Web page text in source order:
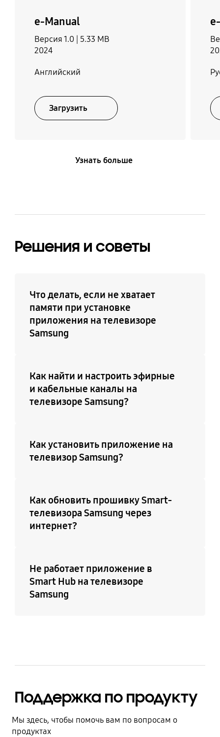
e-Manual
Версия 1.0 | 5.33 MB
2024
Английский
Загрузить
Узнать больше
Решения и советы
Что делать, если не хватает
памяти при установке
приложения на телевизоре
Samsung
Как найти и настроить эфирные
и кабельные каналы на
телевизоре Samsung?
Как установить приложение на
телевизор Samsung?
Как обновить прошивку Smart-
телевизора Samsung через
интернет?
Не работает приложение в
Smart Hub на телевизоре
Samsung
Поддержка по продукту
Мы здесь, чтобы помочь вам по вопросам о
продуктах